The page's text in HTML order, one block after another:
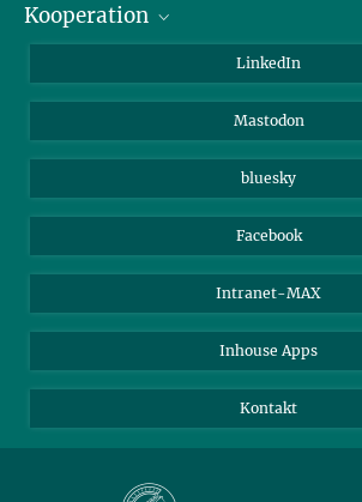
Journalisten
Kooperation
Max-Planck-Gesellschaft
Beutenberg Campus e.V.
LinkedIn
Mastodon
bluesky
Facebook
Intranet-MAX
Inhouse Apps
Kontakt